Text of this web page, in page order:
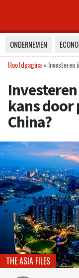
ONDERNEMEN
Hoofdpagina» Investeren
kans
China?
THE ASIA FILES